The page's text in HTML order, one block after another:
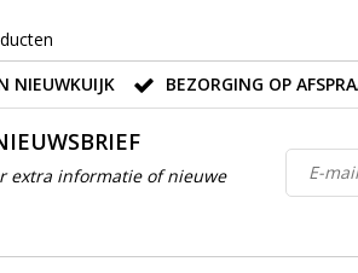
NIEUWKUIJK
BEZORGING OP
extra informatie of nieuwe